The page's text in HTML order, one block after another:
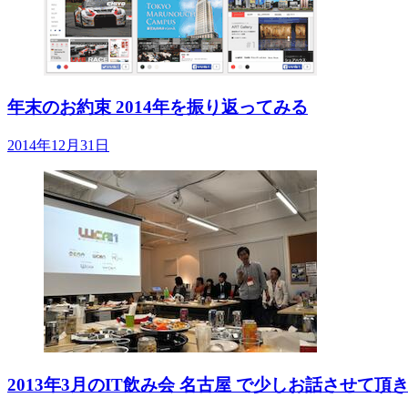
年末のお約束 2014年を振り返ってみる
2014年12月31日
2013年3月のIT飲み会 名古屋 で少しお話させて頂